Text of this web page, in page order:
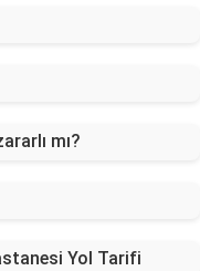
mı?
Yol Tarifi